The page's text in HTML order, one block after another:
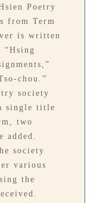
Poetry
from Term
is written
“Hsing
chou.”
society
single title
two
added.
society
various
the